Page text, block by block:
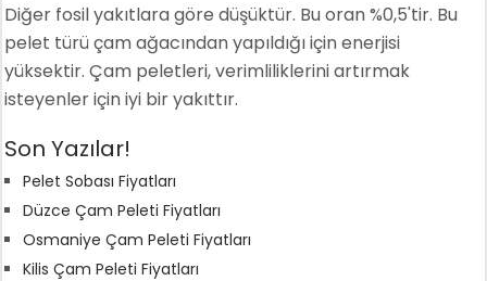
Diğer fosil yakıtlara göre düşüktür. Bu oran %0,5'tir. Bu
pelet türü çam ağacından yapıldığı için enerjisi
yüksektir. Çam peletleri, verimliliklerini artırmak
isteyenler için iyi bir yakıttır.
Son Yazılar!
Pelet Sobası Fiyatları
Düzce Çam Peleti Fiyatları
Osmaniye Çam Peleti Fiyatları
Kilis Çam Peleti Fiyatları